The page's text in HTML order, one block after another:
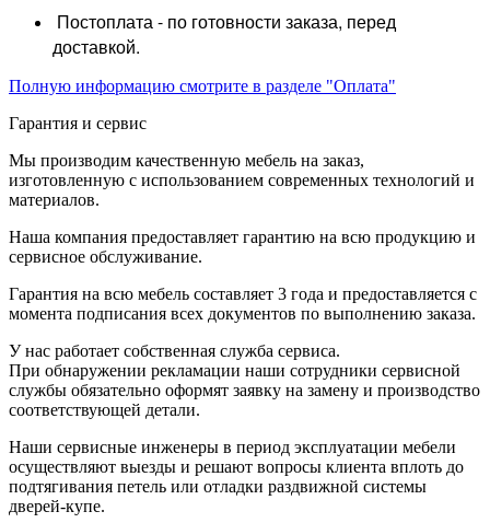
Постоплата - по готовности заказа, перед
доставкой.
Полную информацию смотрите в разделе "Оплата"
Гарантия и сервис
Мы производим качественную мебель на заказ,
изготовленную с использованием современных технологий и
материалов.
Наша компания предоставляет гарантию на всю продукцию и
сервисное обслуживание.
Гарантия на всю мебель составляет 3 года и предоставляется с
момента подписания всех документов по выполнению заказа.
У нас работает собственная служба сервиса.
При обнаружении рекламации наши сотрудники сервисной
службы обязательно оформят заявку на замену и производство
соответствующей детали.
Наши сервисные инженеры в период эксплуатации мебели
осуществляют выезды и решают вопросы клиента вплоть до
подтягивания петель или отладки раздвижной системы
дверей-купе.